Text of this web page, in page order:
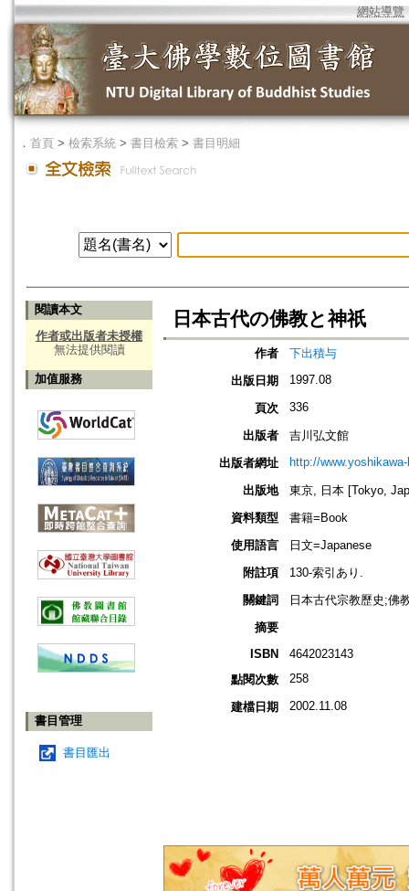
網站導覽
． 首頁 > 檢索系統 > 書目檢索 > 書目明細
閱讀本文
作者或出版者未授權
無法提供閱讀
加值服務
書目管理
書目匯出
日本古代の佛教と神祇
作者
下出積与
出版日期
1997.08
頁次 336
出版者
吉川弘文館
出版者網址
http://
出版地
東京, 日本 [Tokyo,
資料類型
書籍=Book
使用語言
日文=Japanese
附註項
130-索引あり.
關鍵詞
日本古代宗教歷史;佛
摘要
ISBN
4642023143
點閱次數
258
建檔日期 2002.11.08